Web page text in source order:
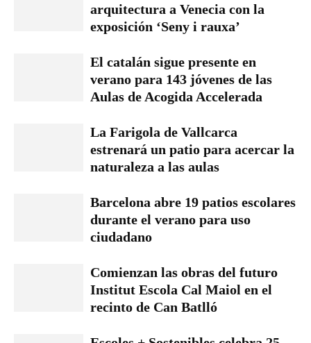
arquitectura a Venecia con la
exposición ‘Seny i rauxa’
El catalán sigue presente en
verano para 143 jóvenes de las
Aulas de Acogida Accelerada
La Farigola de Vallcarca
estrenará un patio para acercar la
naturaleza a las aulas
Barcelona abre 19 patios escolares
durante el verano para uso
ciudadano
Comienzan las obras del futuro
Institut Escola Cal Maiol en el
recinto de Can Batlló